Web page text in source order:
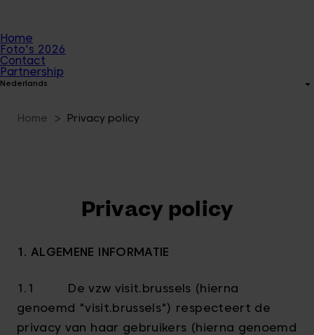
Home
Foto's 2026
Contact
Partnership
Nederlands
Home Privacy policy
Privacy policy
1. ALGEMENE INFORMATIE
1.1 De vzw visit.brussels (hierna
genoemd "visit.brussels") respecteert de
privacy van haar gebruikers (hierna genoemd